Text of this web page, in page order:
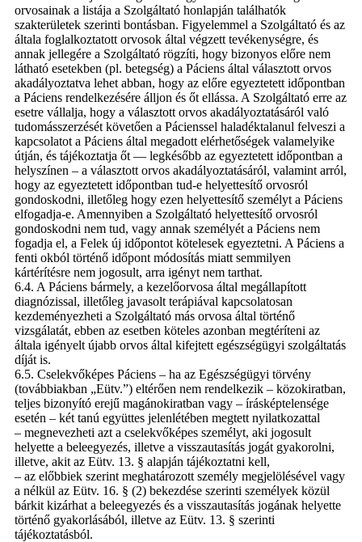
orvosainak a listája a Szolgáltató honlapján találhatók
szakterületek szerinti bontásban. Figyelemmel a Szolgáltató és az
általa foglalkoztatott orvosok által végzett tevékenységre, és
annak jellegére a Szolgáltató rögzíti, hogy bizonyos előre nem
látható esetekben (pl. betegség) a Páciens által választott orvos
akadályoztatva lehet abban, hogy az előre egyeztetett időpontban
a Páciens rendelkezésére álljon és őt ellássa. A Szolgáltató erre az
esetre vállalja, hogy a választott orvos akadályoztatásáról való
tudomásszerzését követően a Pácienssel haladéktalanul felveszi a
kapcsolatot a Páciens által megadott elérhetőségek valamelyike
útján, és tájékoztatja őt — legkésőbb az egyeztetett időpontban a
helyszínen – a választott orvos akadályoztatásáról, valamint arról,
hogy az egyeztetett időpontban tud-e helyettesítő orvosról
gondoskodni, illetőleg hogy ezen helyettesítő személyt a Páciens
elfogadja-e. Amennyiben a Szolgáltató helyettesítő orvosról
gondoskodni nem tud, vagy annak személyét a Páciens nem
fogadja el, a Felek új időpontot kötelesek egyeztetni. A Páciens a
fenti okból történő időpont módosítás miatt semmilyen
kártérítésre nem jogosult, arra igényt nem tarthat.
6.4. A Páciens bármely, a kezelőorvosa által megállapított
diagnózissal, illetőleg javasolt terápiával kapcsolatosan
kezdeményezheti a Szolgáltató más orvosa által történő
vizsgálatát, ebben az esetben köteles azonban megtéríteni az
általa igényelt újabb orvos által kifejtett egészségügyi szolgáltatás
díját is.
6.5. Cselekvőképes Páciens – ha az Egészségügyi törvény
(továbbiakban „Eütv.”) eltérően nem rendelkezik – közokiratban,
teljes bizonyító erejű magánokiratban vagy – írásképtelensége
esetén – két tanú együttes jelenlétében megtett nyilatkozattal
– megnevezheti azt a cselekvőképes személyt, aki jogosult
helyette a beleegyezés, illetve a visszautasítás jogát gyakorolni,
illetve, akit az Eütv. 13. § alapján tájékoztatni kell,
– az előbbiek szerint meghatározott személy megjelölésével vagy
a nélkül az Eütv. 16. § (2) bekezdése szerinti személyek közül
bárkit kizárhat a beleegyezés és a visszautasítás jogának helyette
történő gyakorlásából, illetve az Eütv. 13. § szerinti
tájékoztatásból.